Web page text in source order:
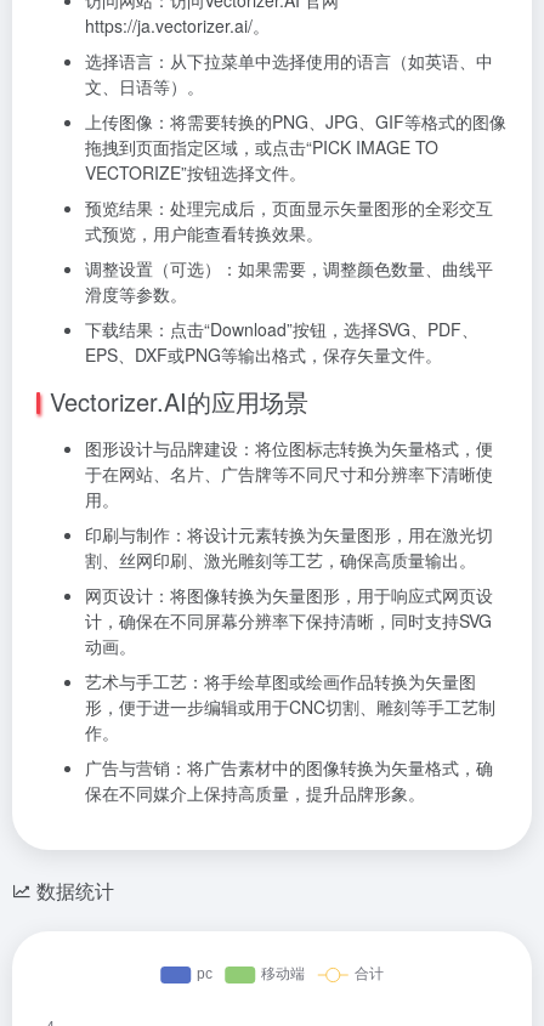
https://ja.vectorizer.ai/。
选择语言：从下拉菜单中选择使用的语言（如英语、中
文、日语等）。
上传图像：将需要转换的PNG、JPG、GIF等格式的图像
拖拽到页面指定区域，或点击“PICK IMAGE TO
VECTORIZE”按钮选择文件。
预览结果：处理完成后，页面显示矢量图形的全彩交互
式预览，用户能查看转换效果。
调整设置（可选）：如果需要，调整颜色数量、曲线平
滑度等参数。
下载结果：点击“Download”按钮，选择SVG、PDF、
EPS、DXF或PNG等输出格式，保存矢量文件。
Vectorizer.AI的应用场景
图形设计与品牌建设：将位图标志转换为矢量格式，便
于在网站、名片、广告牌等不同尺寸和分辨率下清晰使
用。
印刷与制作：将设计元素转换为矢量图形，用在激光切
割、丝网印刷、激光雕刻等工艺，确保高质量输出。
网页设计：将图像转换为矢量图形，用于响应式网页设
计，确保在不同屏幕分辨率下保持清晰，同时支持SVG
动画。
艺术与手工艺：将手绘草图或绘画作品转换为矢量图
形，便于进一步编辑或用于CNC切割、雕刻等手工艺制
作。
广告与营销：将广告素材中的图像转换为矢量格式，确
保在不同媒介上保持高质量，提升品牌形象。
数据统计